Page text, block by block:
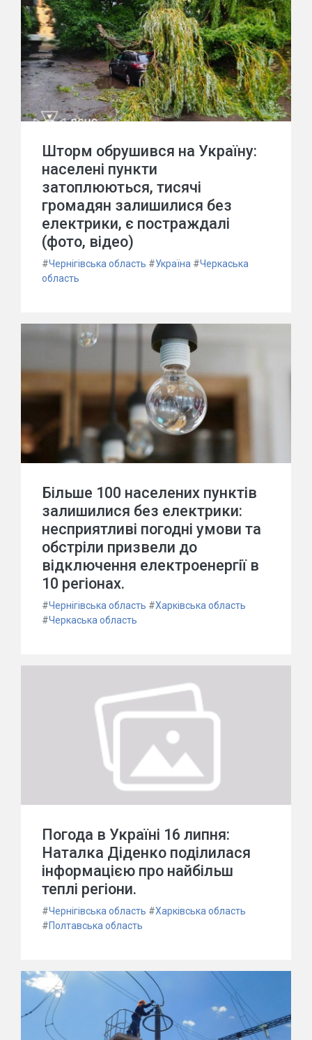
Шторм обрушився на Україну:
населені пункти
затоплюються, тисячі
громадян залишилися без
електрики, є постраждалі
(фото, відео)
#Чернігівська область #Україна #Черкаська
область
Більше 100 населених пунктів
залишилися без електрики:
несприятливі погодні умови та
обстріли призвели до
відключення електроенергії в
10 регіонах.
#Чернігівська область #Харківська область
#Черкаська область
Погода в Україні 16 липня:
Наталка Діденко поділилася
інформацією про найбільш
теплі регіони.
#Чернігівська область #Харківська область
#Полтавська область